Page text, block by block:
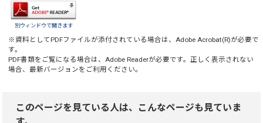
別ウィンドウで開きます
※資料としてPDFファイルが添付されている場合は、 Adobe Acrobat(R)が必要で
す。
PDF書類をご覧になる場合は、 Adobe Readerが必要です。正しく表示されない
場合、最新バージョンをご利用ください。
このページを見ている人は、こんなページも見ていま